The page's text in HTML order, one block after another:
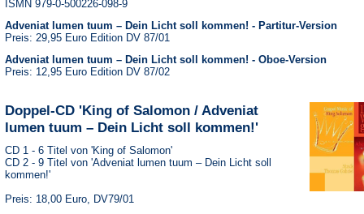
ISMN 979-0-500226-098-9
Adveniat lumen tuum – Dein Licht soll kommen! - Partitur-Version
Preis: 29,95 Euro Edition DV 87/01
Adveniat lumen tuum – Dein Licht soll kommen! - Oboe-Version
Preis: 12,95 Euro Edition DV 87/02
Doppel-CD 'King of Salomon / Adveniat
lumen tuum – Dein Licht soll kommen!'
CD 1 - 6 Titel von 'King of Salomon'
CD 2 - 9 Titel von 'Adveniat lumen tuum – Dein Licht soll
kommen!'
Preis: 18,00 Euro, DV79/01